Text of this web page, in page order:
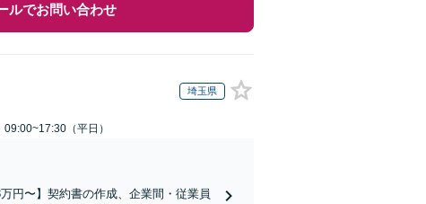
ルでお問い合わせ
埼玉県
09:00~17:30（平日）
円〜】契約書の作成、企業間・従業員